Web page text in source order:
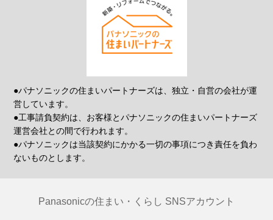
●パナソニックの住まいパートナーズは、独立・自営の会社が運
営しています。
●工事請負契約は、お客様とパナソニックの住まいパートナーズ
運営会社との間で行われます。
●パナソニックは当該契約にかかる一切の事項につき責任を負わ
ないものとします。
Panasonicの住まい・くらし SNSアカウント